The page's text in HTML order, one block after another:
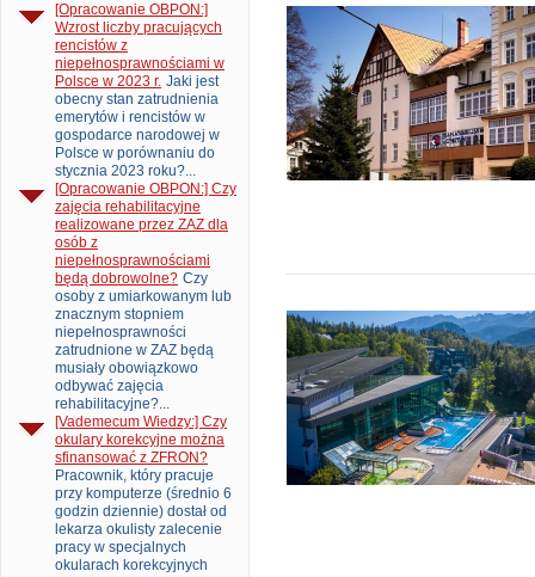
[Opracowanie OBPON:]
Wzrost liczby pracujących
rencistów z
niepełnosprawnościami w
Polsce w 2023 r. Jaki jest
obecny stan zatrudnienia
emerytów i rencistów w
gospodarce narodowej w
Polsce w porównaniu do
stycznia 2023 roku?...
[Opracowanie OBPON:] Czy
zajęcia rehabilitacyjne
realizowane przez ZAZ dla
osób z
niepełnosprawnościami
będą dobrowolne? Czy
osoby z umiarkowanym lub
znacznym stopniem
niepełnosprawności
zatrudnione w ZAZ będą
musiały obowiązkowo
odbywać zajęcia
rehabilitacyjne?...
[Vademecum Wiedzy:] Czy
okulary korekcyjne można
sfinansować z ZFRON?
Pracownik, który pracuje
przy komputerze (średnio 6
godzin dziennie) dostał od
lekarza okulisty zalecenie
pracy w specjalnych
okularach korekcyjnych